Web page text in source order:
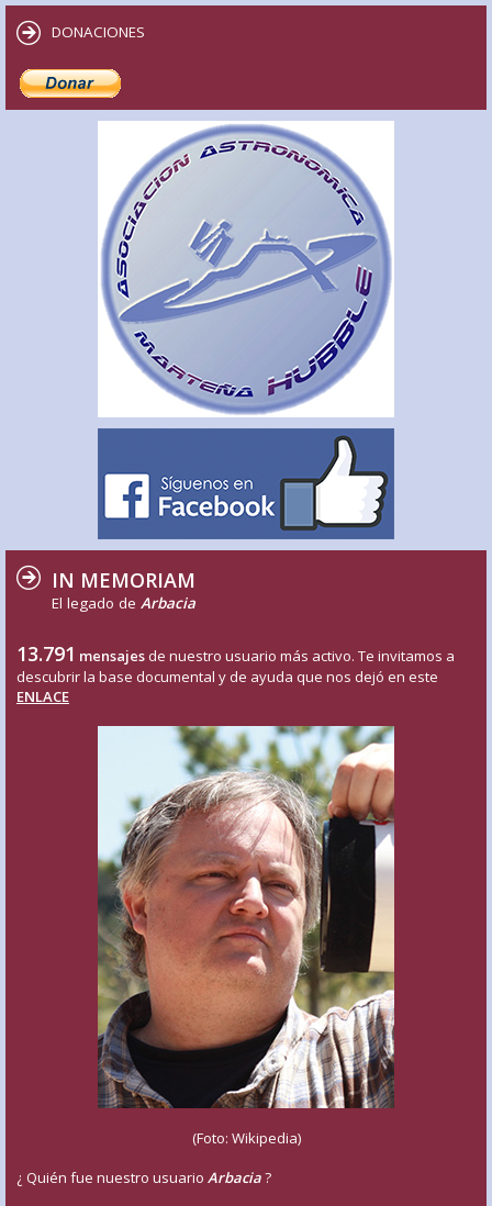
DONACIONES
IN MEMORIAM
El legado de Arbacia
13.791 mensajes de nuestro usuario más activo. Te invitamos a
descubrir la base documental y de ayuda que nos dejó en este
ENLACE
(Foto: Wikipedia)
¿ Quién fue nuestro usuario Arbacia?